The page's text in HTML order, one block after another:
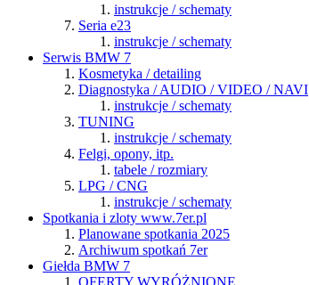
instrukcje / schematy
Seria e23
instrukcje / schematy
Serwis BMW 7
Kosmetyka / detailing
Diagnostyka / AUDIO / VIDEO / NAVI
instrukcje / schematy
TUNING
instrukcje / schematy
Felgi, opony, itp.
tabele / rozmiary
LPG / CNG
instrukcje / schematy
Spotkania i zloty www.7er.pl
Planowane spotkania 2025
Archiwum spotkań 7er
Giełda BMW 7